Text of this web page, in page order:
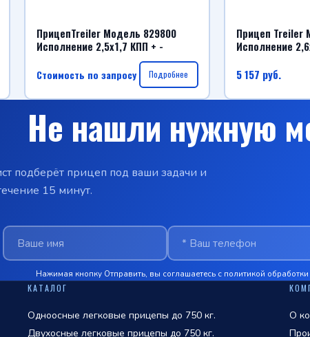
ПрицепTreiler Модель 829800
Исполнение 2,5х1,7 КПП + -
Стоимость по запросу Подробнее
Прицеп Treiler
Исполнение
5 157 руб.
Не нашли нужную
подберёт прицеп под ваши задачи и
15 минут.
Нажимая кнопку Отправить, вы соглашаетесь с политикой
КАТАЛОГ
Одноосные легковые прицепы до 750 кг.
Двухосные легковые прицепы до 750 кг.
О